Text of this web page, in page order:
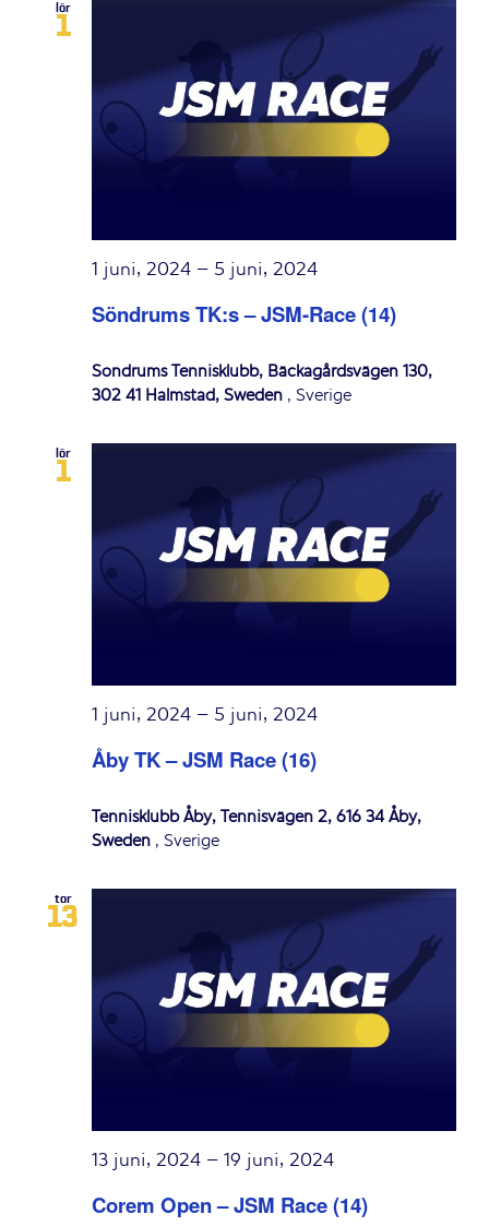
lör
1
Söndrums TK:s – JSM-Race (14)
1 juni, 2024 – 5 juni, 2024
Söndrums Tennisklubb, Bäckagårdsvägen 130,
302 41 Halmstad, Sweden , Sverige
lör
1
Åby TK – JSM Race (16)
1 juni, 2024 – 5 juni, 2024
Tennisklubb Åby, Tennisvägen 2, 616 34 Åby,
Sweden , Sverige
tor
13
Corem Open – JSM Race (14)
13 juni, 2024 – 19 juni, 2024